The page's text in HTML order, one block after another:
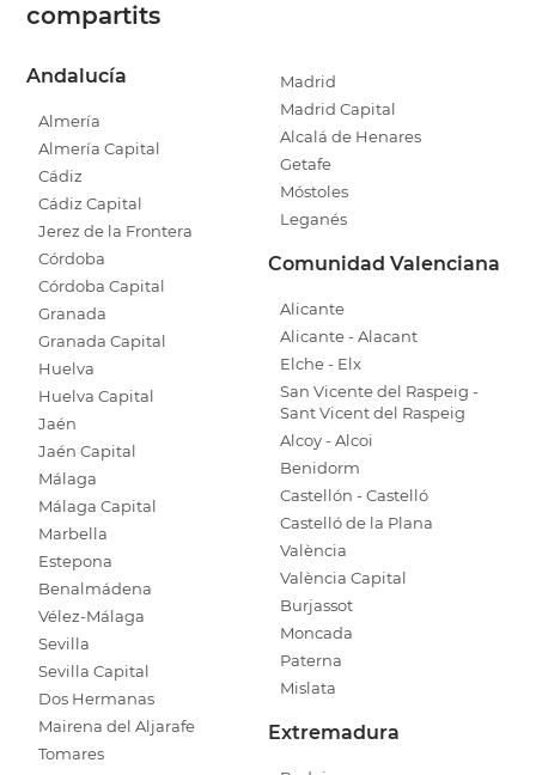
compartits
Andalucía
Almería
Almería Capital
Cádiz
Cádiz Capital
Jerez de la Frontera
Córdoba
Córdoba Capital
Granada
Granada Capital
Huelva
Huelva Capital
Jaén
Jaén Capital
Málaga
Málaga Capital
Marbella
Estepona
Benalmádena
Vélez-Málaga
Sevilla
Sevilla Capital
Dos Hermanas
Mairena del Aljarafe
Tomares
Madrid
Madrid Capital
Alcalá de Henares
Getafe
Móstoles
Leganés
Comunidad Valenciana
Alicante
Alicante - Alacant
Elche - Elx
San Vicente del Raspeig -
Sant Vicent del Raspeig
Alcoy - Alcoi
Benidorm
Castellón - Castelló
Castelló de la Plana
València
València Capital
Burjassot
Moncada
Paterna
Mislata
Extremadura